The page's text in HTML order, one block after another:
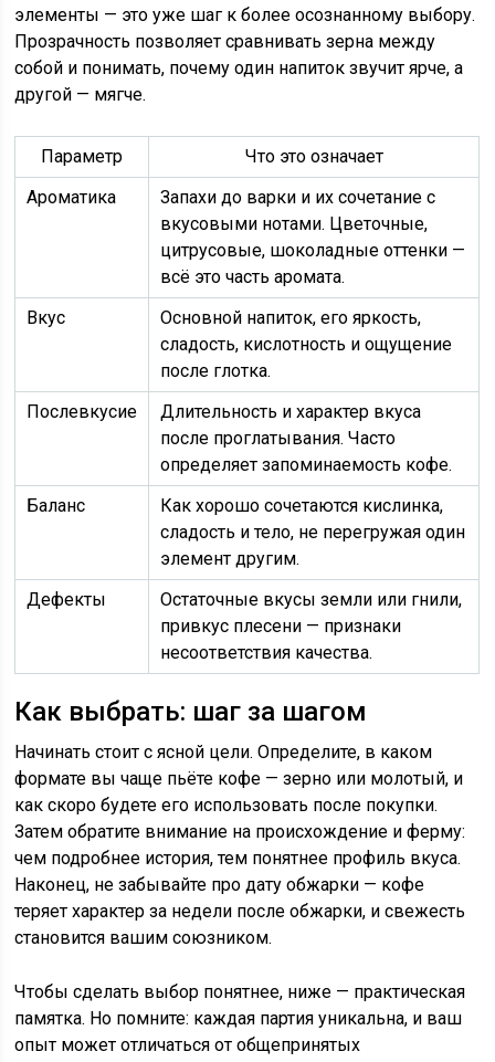
элементы — это уже шаг к более осознанному выбору.
Прозрачность позволяет сравнивать зерна между
собой и понимать, почему один напиток звучит ярче, а
другой — мягче.
Параметр
Что это означает
Ароматика
Запахи до варки и их сочетание с
вкусовыми нотами. Цветочные,
цитрусовые, шоколадные оттенки —
всё это часть аромата.
Вкус
Основной напиток, его яркость,
сладость, кислотность и ощущение
после глотка.
Послевкусие
Длительность и характер вкуса
после проглатывания. Часто
определяет запоминаемость кофе.
Баланс
Как хорошо сочетаются кислинка,
сладость и тело, не перегружая один
элемент другим.
Дефекты
Остаточные вкусы земли или гнили,
привкус плесени — признаки
несоответствия качества.
Как выбрать: шаг за шагом
Начинать стоит с ясной цели. Определите, в каком
формате вы чаще пьёте кофе — зерно или молотый, и
как скоро будете его использовать после покупки.
Затем обратите внимание на происхождение и ферму:
чем подробнее история, тем понятнее профиль вкуса.
Наконец, не забывайте про дату обжарки — кофе
теряет характер за недели после обжарки, и свежесть
становится вашим союзником.
Чтобы сделать выбор понятнее, ниже — практическая
памятка. Но помните: каждая партия уникальна, и ваш
опыт может отличаться от общепринятых